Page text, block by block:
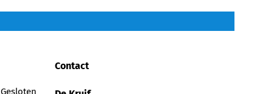
Gesloten
Contact